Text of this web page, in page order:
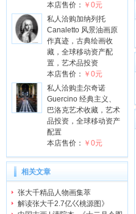
本店售价： ￥0元
私人洽购加纳列托
Canaletto 风景油画原
作真迹，古典绘画收
藏，全球移动资产配
置，艺术品投资
本店售价： ￥0元
私人洽购圭尔奇诺
Guercino 经典主义、
巴洛克艺术收藏，艺术
品投资，全球移动资产
配置
本店售价： ￥0元
相关文章
张大千精品人物画集萃
解读张大千2.7亿巜桃源图》